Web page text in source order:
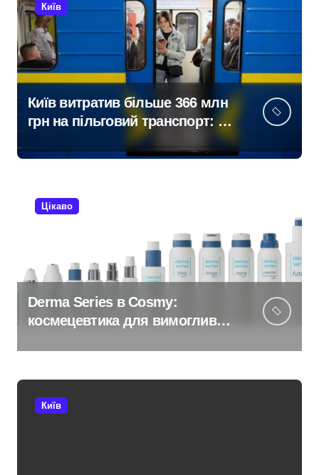
Київ
Київ витратив більше 366 млн
грн на пільговий транспорт: за
півроку обслуговували 106
млн пасажирів
Цікаво
Derma Series в Cosmy:
космецевтика для вимогливої
Київ